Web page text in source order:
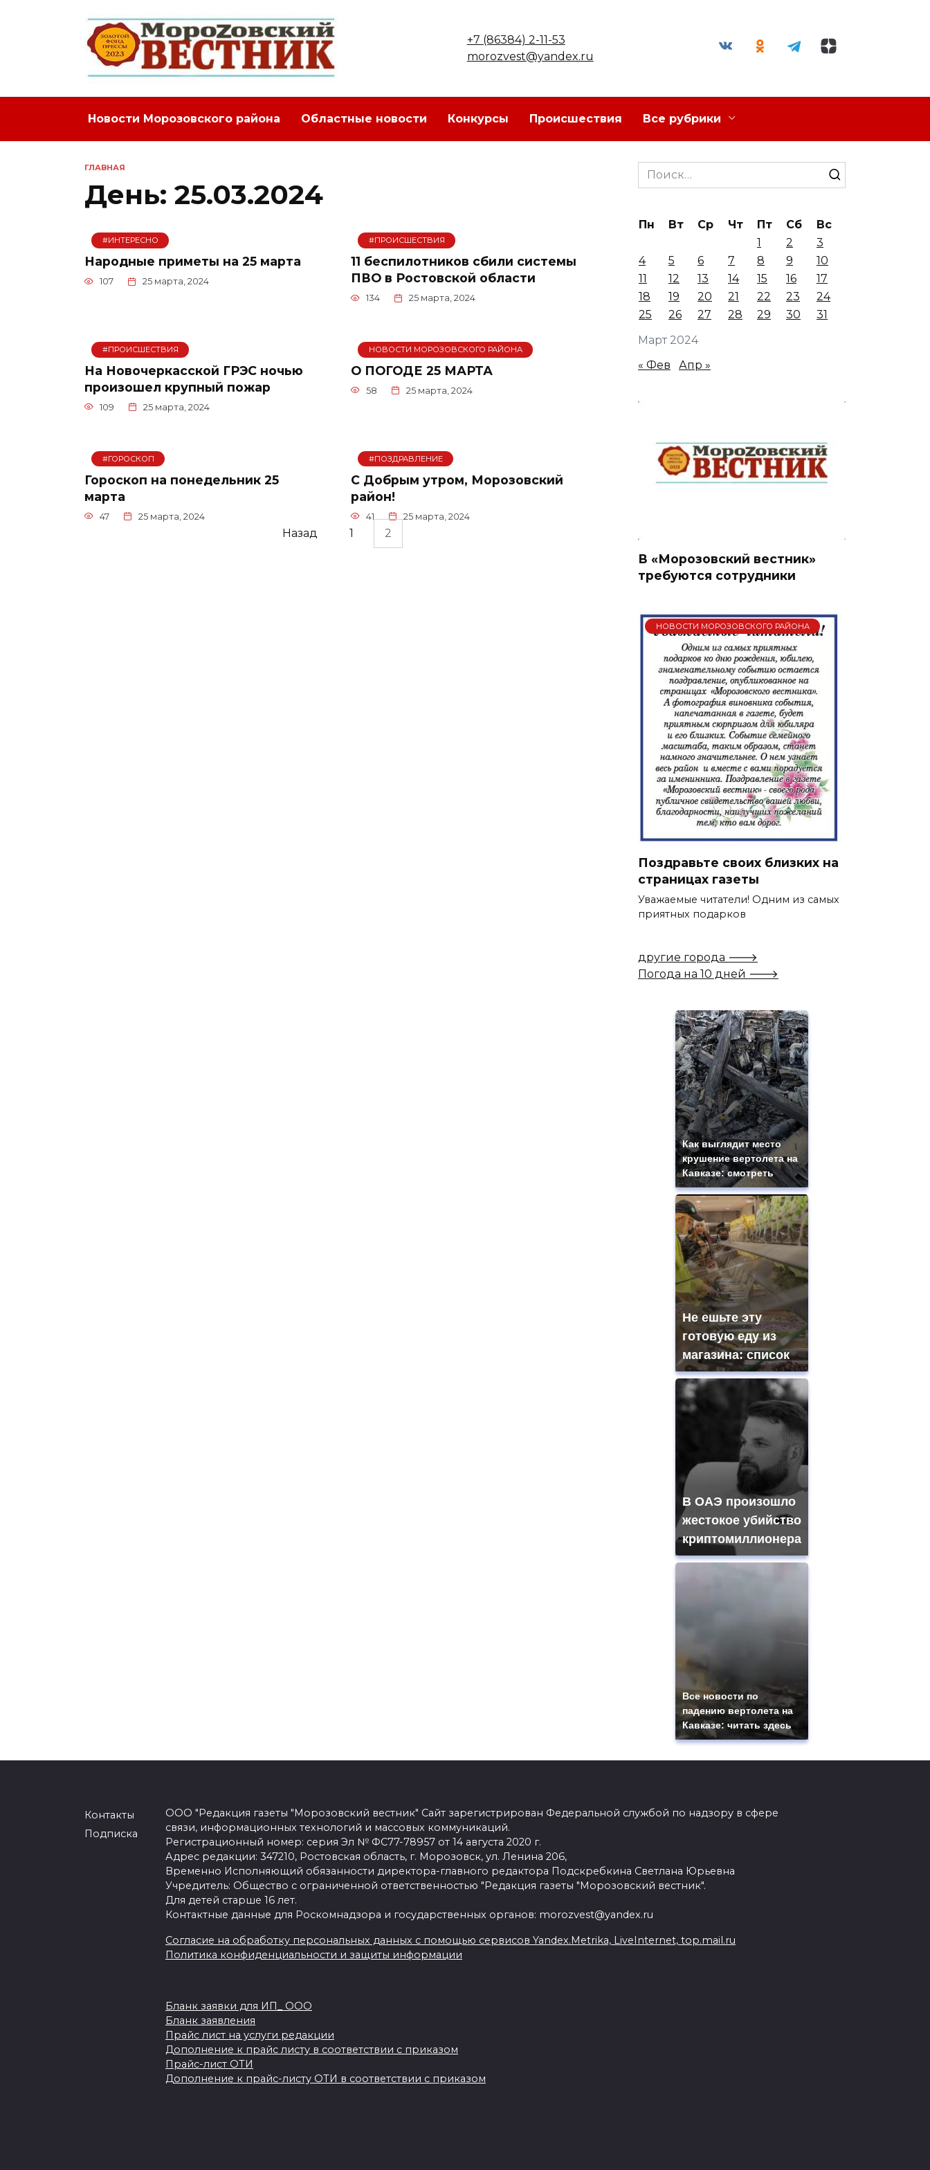
+7 (86384) 2-11-53
morozvest@yandex.ru
Новости Морозовского района Областные новости Конкурсы Происшествия Все рубрики
ГЛАВНАЯ
День: 25.03.2024
#ИНТЕРЕСНО
Народные приметы на 25 марта
107 25 марта, 2024
#ПРОИСШЕСТВИЯ
11 беспилотников сбили системы
ПВО в Ростовской области
134 25 марта, 2024
#ПРОИСШЕСТВИЯ
На Новочеркасской ГРЭС ночью
произошел крупный пожар
109 25 марта, 2024
НОВОСТИ МОРОЗОВСКОГО РАЙОНА
О ПОГОДЕ 25 МАРТА
58 25 марта, 2024
#ГОРОСКОП
Гороскоп на понедельник 25
марта
47 25 марта, 2024
#ПОЗДРАВЛЕНИЕ
С Добрым утром, Морозовский
район!
41 25 марта, 2024
Назад 1 2
Search
for:
Март 2024
Пн Вт Ср Чт Пт Сб
Вс
1
2
3
4
5 6 7 8 9
10
11
12 13 14 15 16
17
18
19 20 21 22 23
24
25
26 27 28 29 30 31
« Фев Апр »
В «Морозовский вестник»
требуются сотрудники
НОВОСТИ МОРОЗОВСКОГО РАЙОНА
Поздравьте своих близких на
страницах газеты
Уважаемые читатели! Одним из самых
приятных подарков
другие города 🡒
Погода на 10 дней 🡒
Как выглядит место
крушение вертолета на
Кавказе: смотреть
Не ешьте эту
готовую еду из
магазина: список
В ОАЭ произошло
жестокое убийство
криптомиллионера
Все новости по
падению вертолета на
Кавказе: читать здесь
Контакты
Подписка
ООО "Редакция газеты "Морозовский вестник" Сайт зарегистрирован Федеральной службой по надзору в сфере
связи, информационных технологий и массовых коммуникаций.
Регистрационный номер: серия Эл № ФС77-78957 от 14 августа 2020 г.
Адрес редакции: 347210, Ростовская область, г. Морозовск, ул. Ленина 206,
Временно Исполняющий обязанности директора-главного редактора Подскребкина Светлана Юрьевна
Учредитель: Общество с ограниченной ответственностью "Редакция газеты "Морозовский вестник".
Для детей старше 16 лет.
Контактные данные для Роскомнадзора и государственных органов: morozvest@yandex.ru
Согласие на обработку персональных данных с помощью сервисов Yandex.Metrika, LiveInternet, top.mail.ru
Политика конфиденциальности и защиты информации
Бланк заявки для ИП_ ООО
Бланк заявления
Прайс лист на услуги редакции
Дополнение к прайс листу в соответствии с приказом
Прайс-лист ОТИ
Дополнение к прайс-листу ОТИ в соответствии с приказом